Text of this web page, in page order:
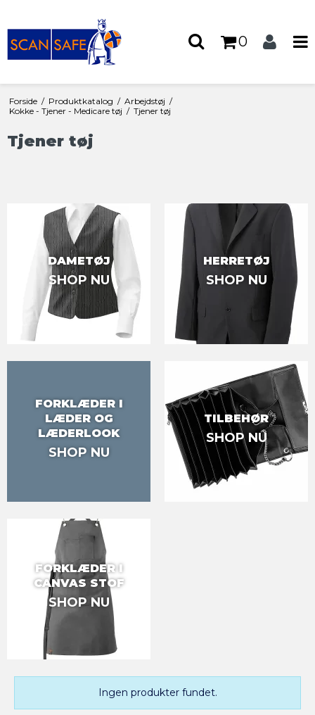
0
Forside / Produktkatalog / Arbejdstøj /
Kokke - Tjener - Medicare tøj / Tjener tøj
Tjener tøj
DAMETØJ
SHOP NU
HERRETØJ
SHOP NU
FORKLÆDER I
LÆDER OG
LÆDERLOOK
SHOP NU
TILBEHØR
SHOP NU
FORKLÆDER I
CANVAS STOF
SHOP NU
Ingen produkter fundet.